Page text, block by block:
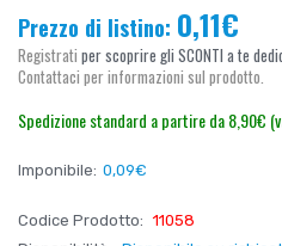
Prezzo di listino: 0,11€
Registrati per scoprire gli SCONTI a te
Contattaci per informazioni sul prodotto.
Spedizione standard a partire da 8,90€
Imponibile: 0,09€
Codice Prodotto: 11058